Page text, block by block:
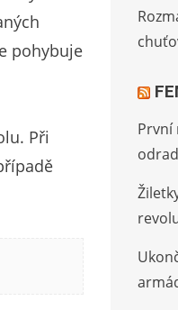
pohybuje
Při
První